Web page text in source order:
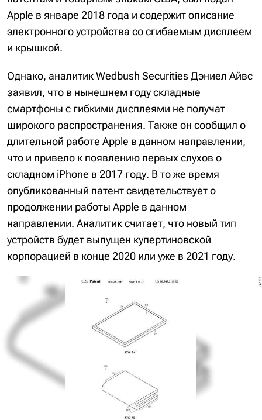
Apple в январе 2018 года и содержит описание
электронного устройства со сгибаемым дисплеем
и крышкой.
Однако, аналитик Wedbush Securities Дэниел Айвc
заявил, что в нынешнем году складные
смартфоны с гибкими дисплеями не получат
широкого распространения. Также он сообщил о
длительной работе Apple в данном направлении,
что и привело к появлению первых слухов о
складном iPhone в 2017 году. В то же время
опубликованный патент свидетельствует о
продолжении работы Apple в данном
направлении. Аналитик считает, что новый тип
устройств будет выпущен купертиновской
корпорацией в конце 2020 или уже в 2021 году.